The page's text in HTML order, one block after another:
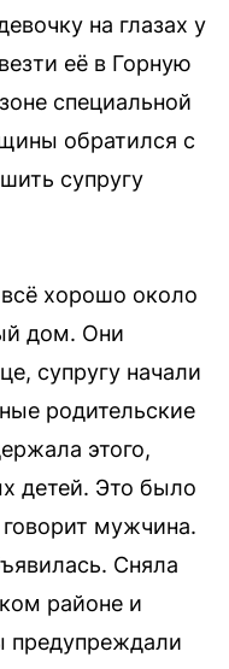
на глазах у
её в Горную
специальной
обратился с
супругу
хорошо около
дом. Они
супругу начали
родительские
этого,
детей. Это было
мужчина.
Сняла
районе и
предупреждали